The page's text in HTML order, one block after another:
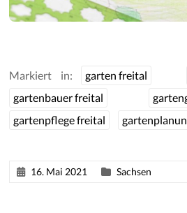
Markiert in: garten freital
gartenbauer freital
gartenpflege freital
16. Mai 2021 Sachsen